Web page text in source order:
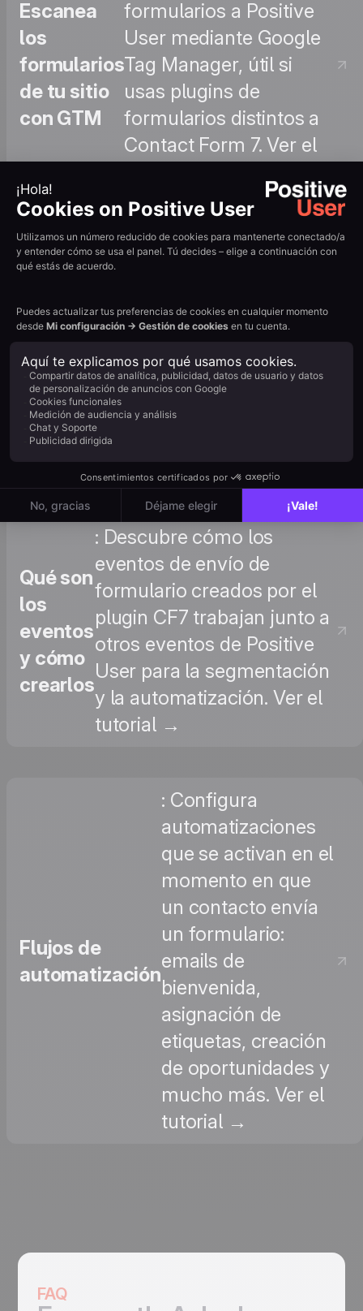
Escanea
los
formularios
de tu sitio
con GTM
formularios a Positive
User mediante Google
Tag Manager, útil si
usas plugins de
formularios distintos a
Contact Form 7. Ver el
Atributos
: Conoce todos los
atributos estándar y
disponibles en Positive
User, para nombrar
correctamente tus
campos CF7 y activar el
mapeo automático. Ver el
tutorial →
Qué son
los
eventos
y cómo
crearlos
: Descubre cómo los
eventos de envío de
formulario creados por el
plugin CF7 trabajan junto a
otros eventos de Positive
User para la segmentación
y la automatización. Ver el
tutorial →
Flujos de
automatización
: Configura
automatizaciones
que se activan en el
momento en que
un contacto envía
un formulario:
emails de
bienvenida,
asignación de
etiquetas, creación
de oportunidades y
mucho más. Ver el
tutorial →
FAQ